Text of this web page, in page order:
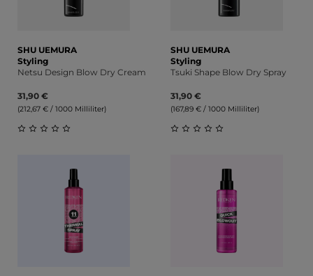
SHU UEMURA
Styling
Netsu Design Blow Dry Cream
31,90 €
(212,67 € / 1000 Milliliter)
SHU UEMURA
Styling
Tsuki Shape Blow Dry Spray
31,90 €
(167,89 € / 1000 Milliliter)